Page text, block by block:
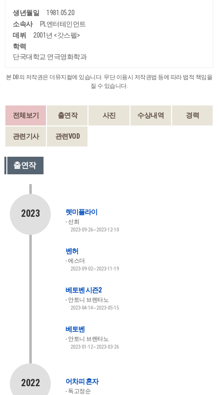
생년월일
1981.05.20
소속사
PL엔터테인먼트
데뷔
2001년 <갓스펠>
학력
단국대학교 연극영화학과
본 DB의 저작권은 더뮤지컬에 있습니다. 무단 이용시 저작권법 등에 따라 법적 책임을
질 수 있습니다.
전체보기 출연작 사진 수상내역 경력
관련기사 관련VOD
출연작
2023 렛미플라이
선희
2023-09-26~2023-12-10
벤허
에스더
2023-09-02~2023-11-19
베토벤 시즌2
안토니 브렌타노
2023-04-14~2023-05-15
베토벤
안토니 브렌타노
2023-01-12~2023-03-26
2022 어차피 혼자
독고정순